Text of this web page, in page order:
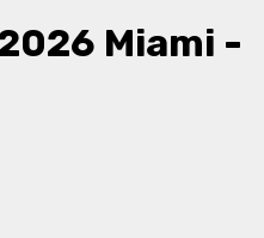
Miami -